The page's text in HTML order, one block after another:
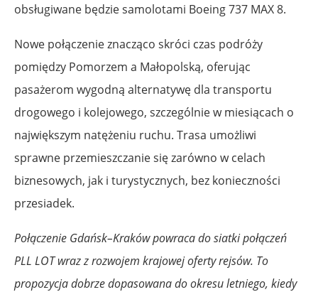
obsługiwane będzie samolotami Boeing 737 MAX 8.
Nowe połączenie znacząco skróci czas podróży
pomiędzy Pomorzem a Małopolską, oferując
pasażerom wygodną alternatywę dla transportu
drogowego i kolejowego, szczególnie w miesiącach o
największym natężeniu ruchu. Trasa umożliwi
sprawne przemieszczanie się zarówno w celach
biznesowych, jak i turystycznych, bez konieczności
przesiadek.
Połączenie Gdańsk–Kraków powraca do siatki połączeń
PLL LOT wraz z rozwojem krajowej oferty rejsów. To
propozycja dobrze dopasowana do okresu letniego, kiedy